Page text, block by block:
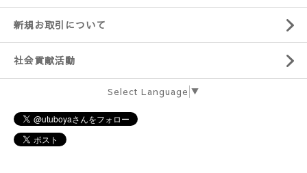
新規お取引について
社会貢献活動
Select Language ▼